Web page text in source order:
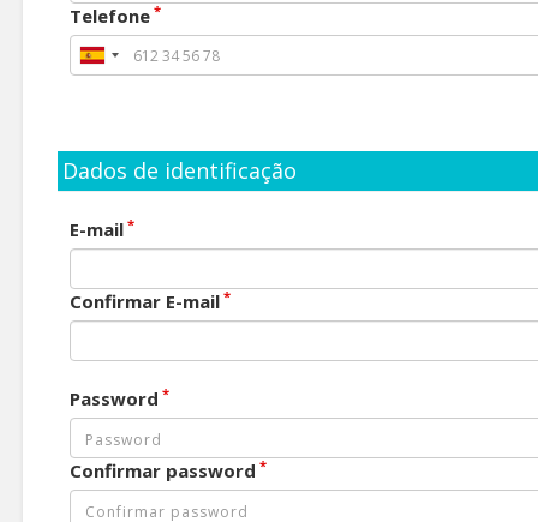
Telefone *
Dados de identificação
E-mail *
Confirmar E-mail *
Password *
Confirmar password *